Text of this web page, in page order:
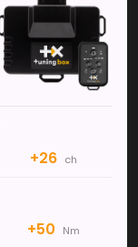
+26 ch
+50 Nm